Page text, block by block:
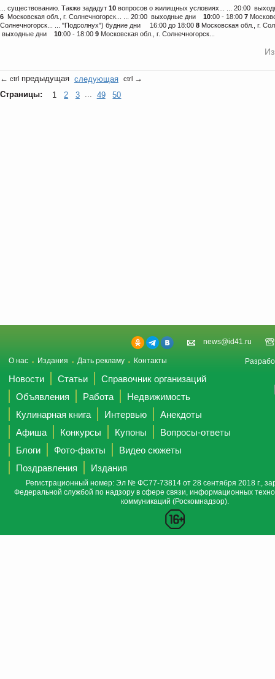
... существованию. Также зададут 10 вопросов о жилищных условиях... ... 20:00
6 Московская обл., г. Солнечногорск... ... 20:00 выходные дни 10:00 - 18:00 7
Солнечногорск... ... "Подсолнух") будние дни 16:00 до 18:00 8 Московская обл., г.
выходные дни 10:00 - 18:00 9 Московская обл., г. Солнечногорск...
← ctrl предыдущая следующая ctrl →
Страницы:
1 2 3 ... 49 50
news@id41.ru
О нас Издания Дать рекламу Контакты
Новости Статьи
Справочник организаций
Объявления
Работа
Недвижимость
Кулинарная книга
Интервью
Анекдоты
Афиша
Конкурсы Купоны
Вопросы-ответы
Блоги
Фото-факты
Видео сюжеты
Поздравления
Издания
Регистрационный номер: Эл № ФС77-73814 от 28 сентября 2018 г.,
Федеральной службой по надзору в сфере связи, информационных
коммуникаций (Роскомнадзор).